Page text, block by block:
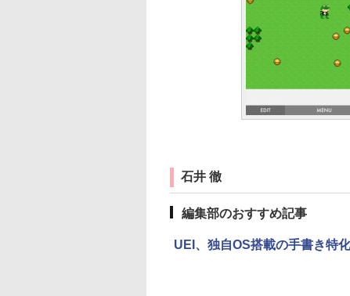
石井 徹
編集部のおすすめ記事
UEI、独自OS搭載の手書き特